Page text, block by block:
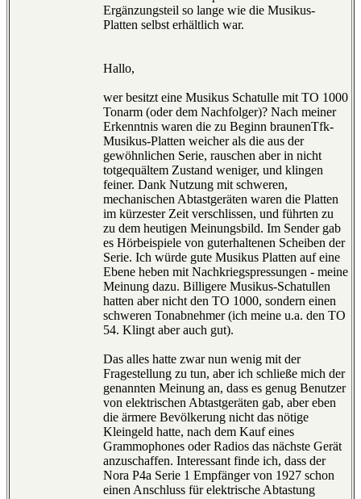
Ergänzungsteil so lange wie die Musikus-
Platten selbst erhältlich war.
Hallo,
wer besitzt eine Musikus Schatulle mit TO 1000
Tonarm (oder dem Nachfolger)? Nach meiner
Erkenntnis waren die zu Beginn braunenTfk-
Musikus-Platten weicher als die aus der
gewöhnlichen Serie, rauschen aber in nicht
totgequältem Zustand weniger, und klingen
feiner. Dank Nutzung mit schweren,
mechanischen Abtastgeräten waren die Platten
im kürzester Zeit verschlissen, und führten zu
zu dem heutigen Meinungsbild. Im Sender gab
es Hörbeispiele von guterhaltenen Scheiben der
Serie. Ich würde gute Musikus Platten auf eine
Ebene heben mit Nachkriegspressungen - meine
Meinung dazu. Billigere Musikus-Schatullen
hatten aber nicht den TO 1000, sondern einen
schweren Tonabnehmer (ich meine u.a. den TO
54. Klingt aber auch gut).
Das alles hatte zwar nun wenig mit der
Fragestellung zu tun, aber ich schließe mich der
genannten Meinung an, dass es genug Benutzer
von elektrischen Abtastgeräten gab, aber eben
die ärmere Bevölkerung nicht das nötige
Kleingeld hatte, nach dem Kauf eines
Grammophones oder Radios das nächste Gerät
anzuschaffen. Interessant finde ich, dass der
Nora P4a Serie 1 Empfänger von 1927 schon
einen Anschluss für elektrische Abtastung